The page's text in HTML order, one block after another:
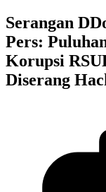
Serangan
Pers:
Korupsi
Diserang